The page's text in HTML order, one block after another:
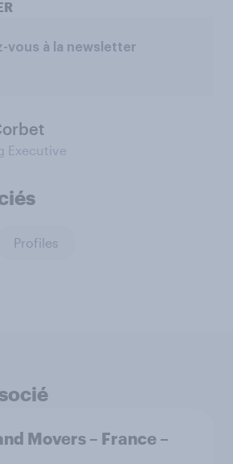
vous à la newsletter
Executive
Profiles
Movers – France –